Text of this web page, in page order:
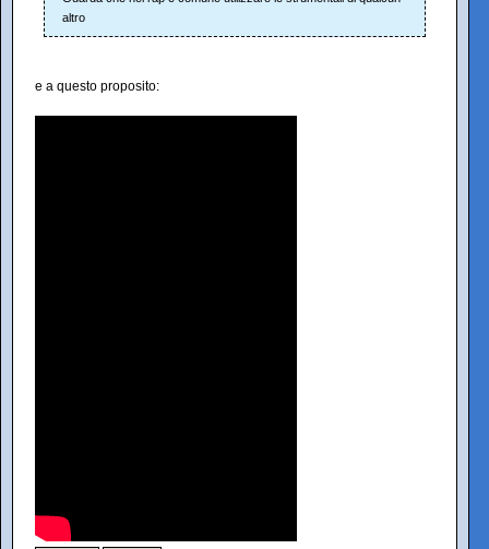
altro
e a questo proposito: